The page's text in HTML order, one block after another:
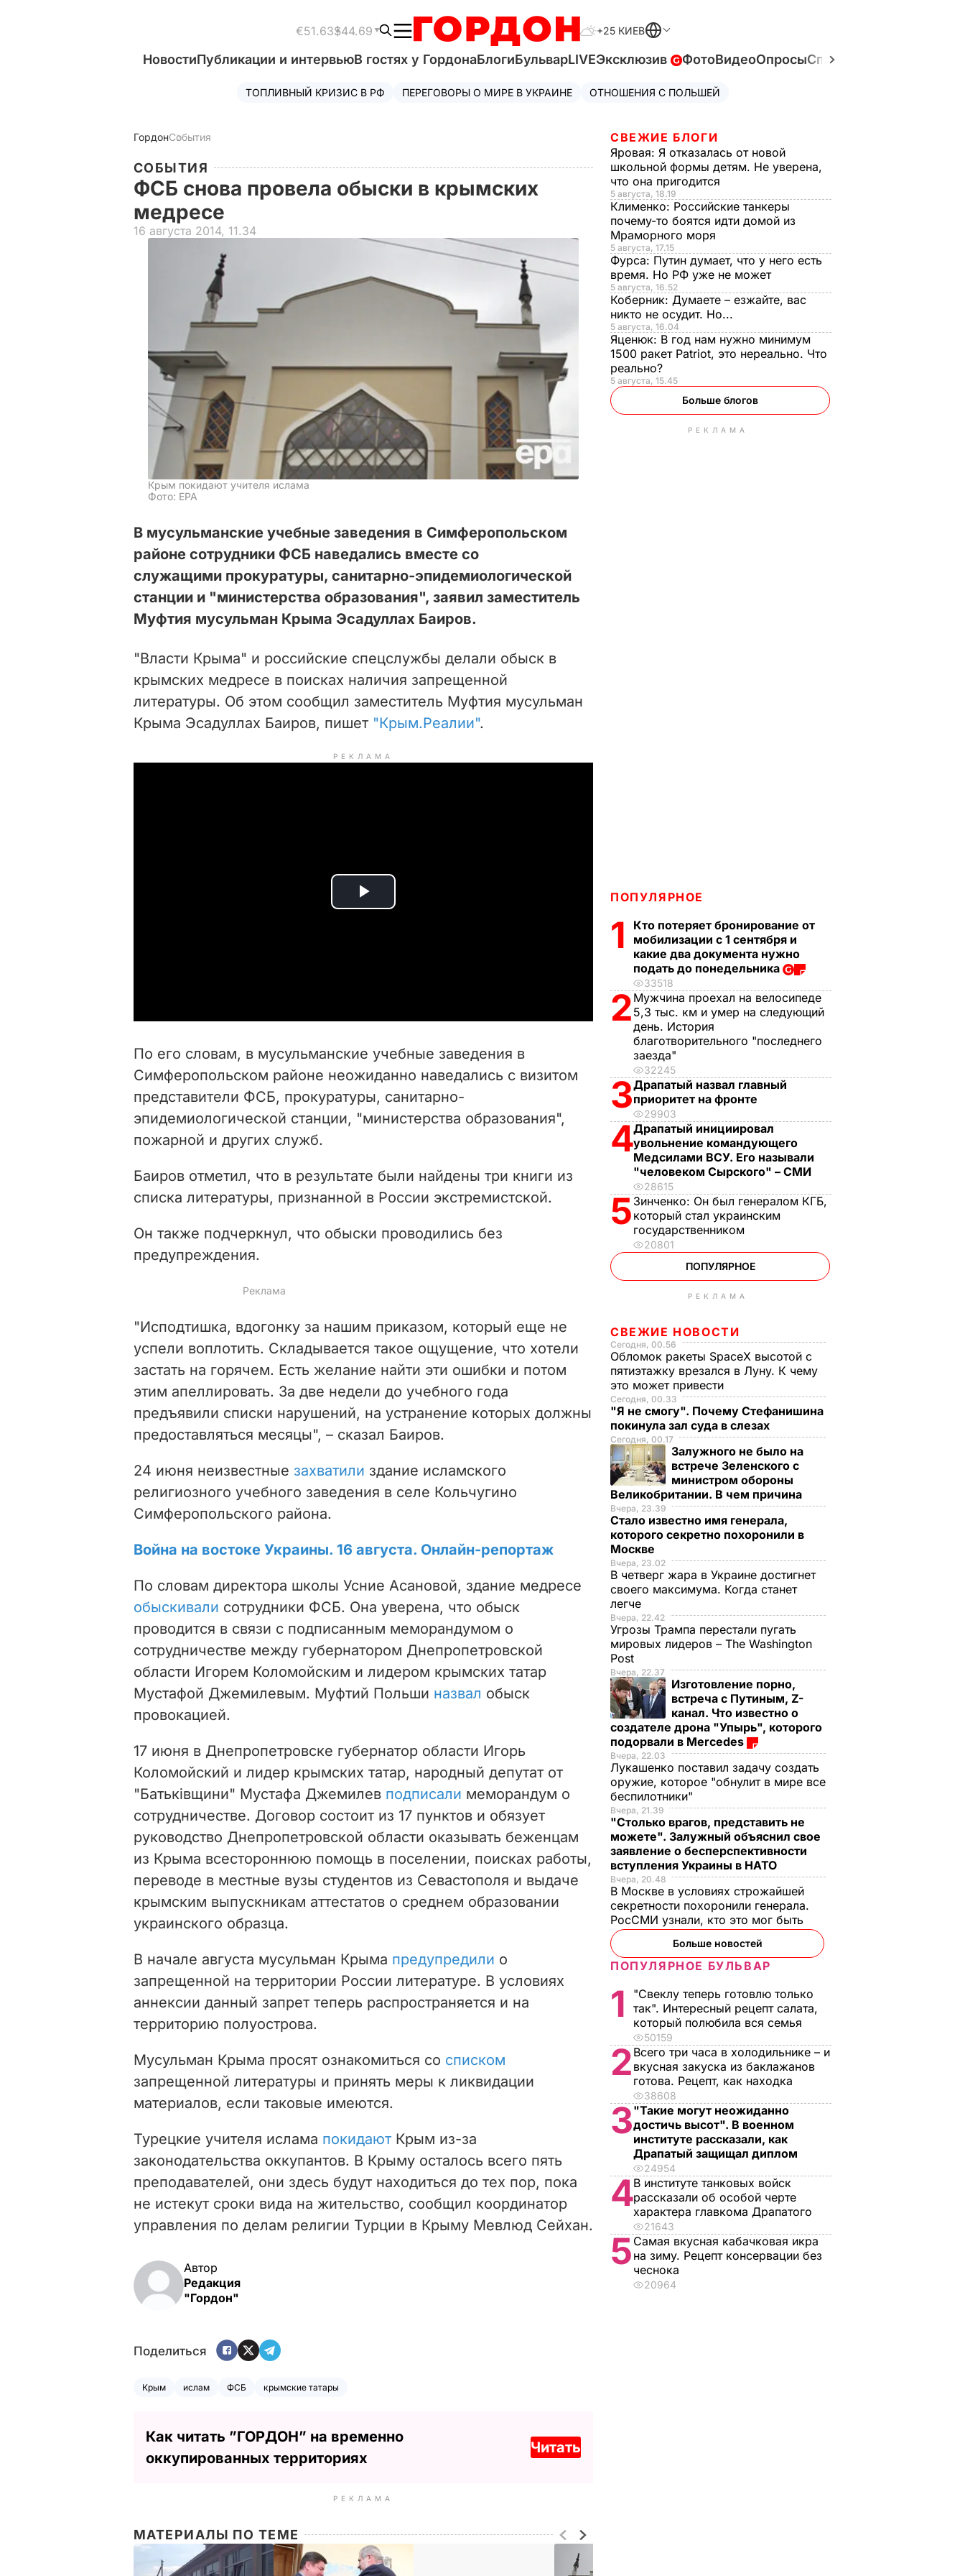
€51.63$44.69 +25 КИЕВ
НовостиПубликации и интервьюВ гостях у ГордонаБлогиБульварLIVEЭксклюзив ФотоВидеоОпросыСпецпроекты
ТОПЛИВНЫЙ КРИЗИС В РФ ПЕРЕГОВОРЫ О МИРЕ В УКРАИНЕ ОТНОШЕНИЯ С ПОЛЬШЕЙ
ГордонСобытия
СОБЫТИЯ
ФСБ снова провела обыски в крымских
медресе
16 августа 2014, 11.34
Крым покидают учителя ислама
Фото: ЕРА
В мусульманские учебные заведения в Симферопольском
районе сотрудники ФСБ наведались вместе со
служащими прокуратуры, санитарно-эпидемиологической
станции и "министерства образования", заявил заместитель
Муфтия мусульман Крыма Эсадуллах Баиров.
"Власти Крыма" и российские спецслужбы делали обыск в
крымских медресе в поисках наличия запрещенной
литературы. Об этом сообщил заместитель Муфтия мусульман
Крыма Эсадуллах Баиров, пишет "Крым.Реалии".
РЕКЛАМА
P
i
d
o
По его словам, в мусульманские учебные заведения в
Симферопольском районе неожиданно наведались с визитом
представители ФСБ, прокуратуры, санитарно-
эпидемиологической станции, "министерства образования",
пожарной и других служб.
Баиров отметил, что в результате были найдены три книги из
списка литературы, признанной в России экстремистской.
Он также подчеркнул, что обыски проводились без
предупреждения.
"Исподтишка, вдогонку за нашим приказом, который еще не
успели воплотить. Складывается такое ощущение, что хотели
застать на горячем. Есть желание найти эти ошибки и потом
этим апеллировать. За две недели до учебного года
предъявили списки нарушений, на устранение которых должны
предоставляться месяцы", – сказал Баиров.
24 июня неизвестные захватили здание исламского
религиозного учебного заведения в селе Кольчугино
Симферопольского района.
Война на востоке Украины. 16 августа. Онлайн-репортаж
По словам директора школы Усние Асановой, здание медресе
обыскивали сотрудники ФСБ. Она уверена, что обыск
проводится в связи с подписанным меморандумом о
сотрудничестве между губернатором Днепропетровской
области Игорем Коломойским и лидером крымских татар
Мустафой Джемилевым. Муфтий Польши назвал обыск
провокацией.
17 июня в Днепропетровске губернатор области Игорь
Коломойский и лидер крымских татар, народный депутат от
"Батьківщини" Мустафа Джемилев подписали меморандум о
сотрудничестве. Договор состоит из 17 пунктов и обязует
руководство Днепропетровской области оказывать беженцам
из Крыма всестороннюю помощь в поселении, поисках работы,
переводе в местные вузы студентов из Севастополя и выдаче
крымским выпускникам аттестатов о среднем образовании
украинского образца.
В начале августа мусульман Крыма предупредили о
запрещенной на территории России литературе. В условиях
аннексии данный запрет теперь распространяется и на
территорию полуострова.
Мусульман Крыма просят ознакомиться со списком
запрещенной литературы и принять меры к ликвидации
материалов, если таковые имеются.
Турецкие учителя ислама покидают Крым из-за
законодательства оккупантов. В Крыму осталось всего пять
преподавателей, они здесь будут находиться до тех пор, пока
не истекут сроки вида на жительство, сообщил координатор
управления по делам религии Турции в Крыму Мевлюд Сейхан.
Автор
Редакция
"Гордон"
Поделиться
Крым ислам ФСБ крымские татары
Как читать ”ГОРДОН” на временно
оккупированных территориях
Читать
РЕКЛАМА
МАТЕРИАЛЫ ПО ТЕМЕ
СВЕЖИЕ БЛОГИ
Яровая: Я отказалась от новой
школьной формы детям. Не уверена,
что она пригодится
5 августа, 18.19
Клименко: Российские танкеры
почему-то боятся идти домой из
Мраморного моря
5 августа, 17.15
Фурса: Путин думает, что у него есть
время. Но РФ уже не может
5 августа, 16.52
Коберник: Думаете – езжайте, вас
никто не осудит. Но...
5 августа, 16.04
Яценюк: В год нам нужно минимум
1500 ракет Patriot, это нереально. Что
реально?
5 августа, 15.45
Больше блогов
РЕКЛАМА
ПОПУЛЯРНОЕ
1
Кто потеряет бронирование от
мобилизации с 1 сентября и
какие два документа нужно
подать до понедельника
33518
2 Мужчина проехал на велосипеде
5,3 тыс. км и умер на следующий
день. История
благотворительного "последнего
заезда"
32245
3Драпатый назвал главный
приоритет на фронте
29903
4Драпатый инициировал
увольнение командующего
Медсилами ВСУ. Его называли
"человеком Сырского" – СМИ
28615
5 Зинченко: Он был генералом КГБ,
который стал украинским
государственником
20801
ПОПУЛЯРНОЕ
РЕКЛАМА
СВЕЖИЕ НОВОСТИ
Сегодня, 00.56
Обломок ракеты SpaceX высотой с
пятиэтажку врезался в Луну. К чему
это может привести
Сегодня, 00.33
"Я не смогу". Почему Стефанишина
покинула зал суда в слезах
Сегодня, 00.17
Залужного не было на
встрече Зеленского с
министром обороны
Великобритании. В чем причина
Вчера, 23.39
Стало известно имя генерала,
которого секретно похоронили в
Москве
Вчера, 23.02
В четверг жара в Украине достигнет
своего максимума. Когда станет
легче
Вчера, 22.42
Угрозы Трампа перестали пугать
мировых лидеров – The Washington
Post
Вчера, 22.37
Изготовление порно,
встреча с Путиным, Z-
канал. Что известно о
создателе дрона "Упырь", которого
подорвали в Mercedes
Вчера, 22.03
Лукашенко поставил задачу создать
оружие, которое "обнулит в мире все
беспилотники"
Вчера, 21.39
"Столько врагов, представить не
можете". Залужный объяснил свое
заявление о бесперспективности
вступления Украины в НАТО
Вчера, 20.48
В Москве в условиях строжайшей
секретности похоронили генерала.
РосСМИ узнали, кто это мог быть
Больше новостей
ПОПУЛЯРНОЕ БУЛЬВАР
1
"Свеклу теперь готовлю только
так". Интересный рецепт салата,
который полюбила вся семья
50159
2 Всего три часа в холодильнике – и
вкусная закуска из баклажанов
готова. Рецепт, как находка
38608
3"Такие могут неожиданно
достичь высот". В военном
институте рассказали, как
Драпатый защищал диплом
24954
4В институте танковых войск
рассказали об особой черте
характера главкома Драпатого
21643
5 Самая вкусная кабачковая икра
на зиму. Рецепт консервации без
чеснока
20964